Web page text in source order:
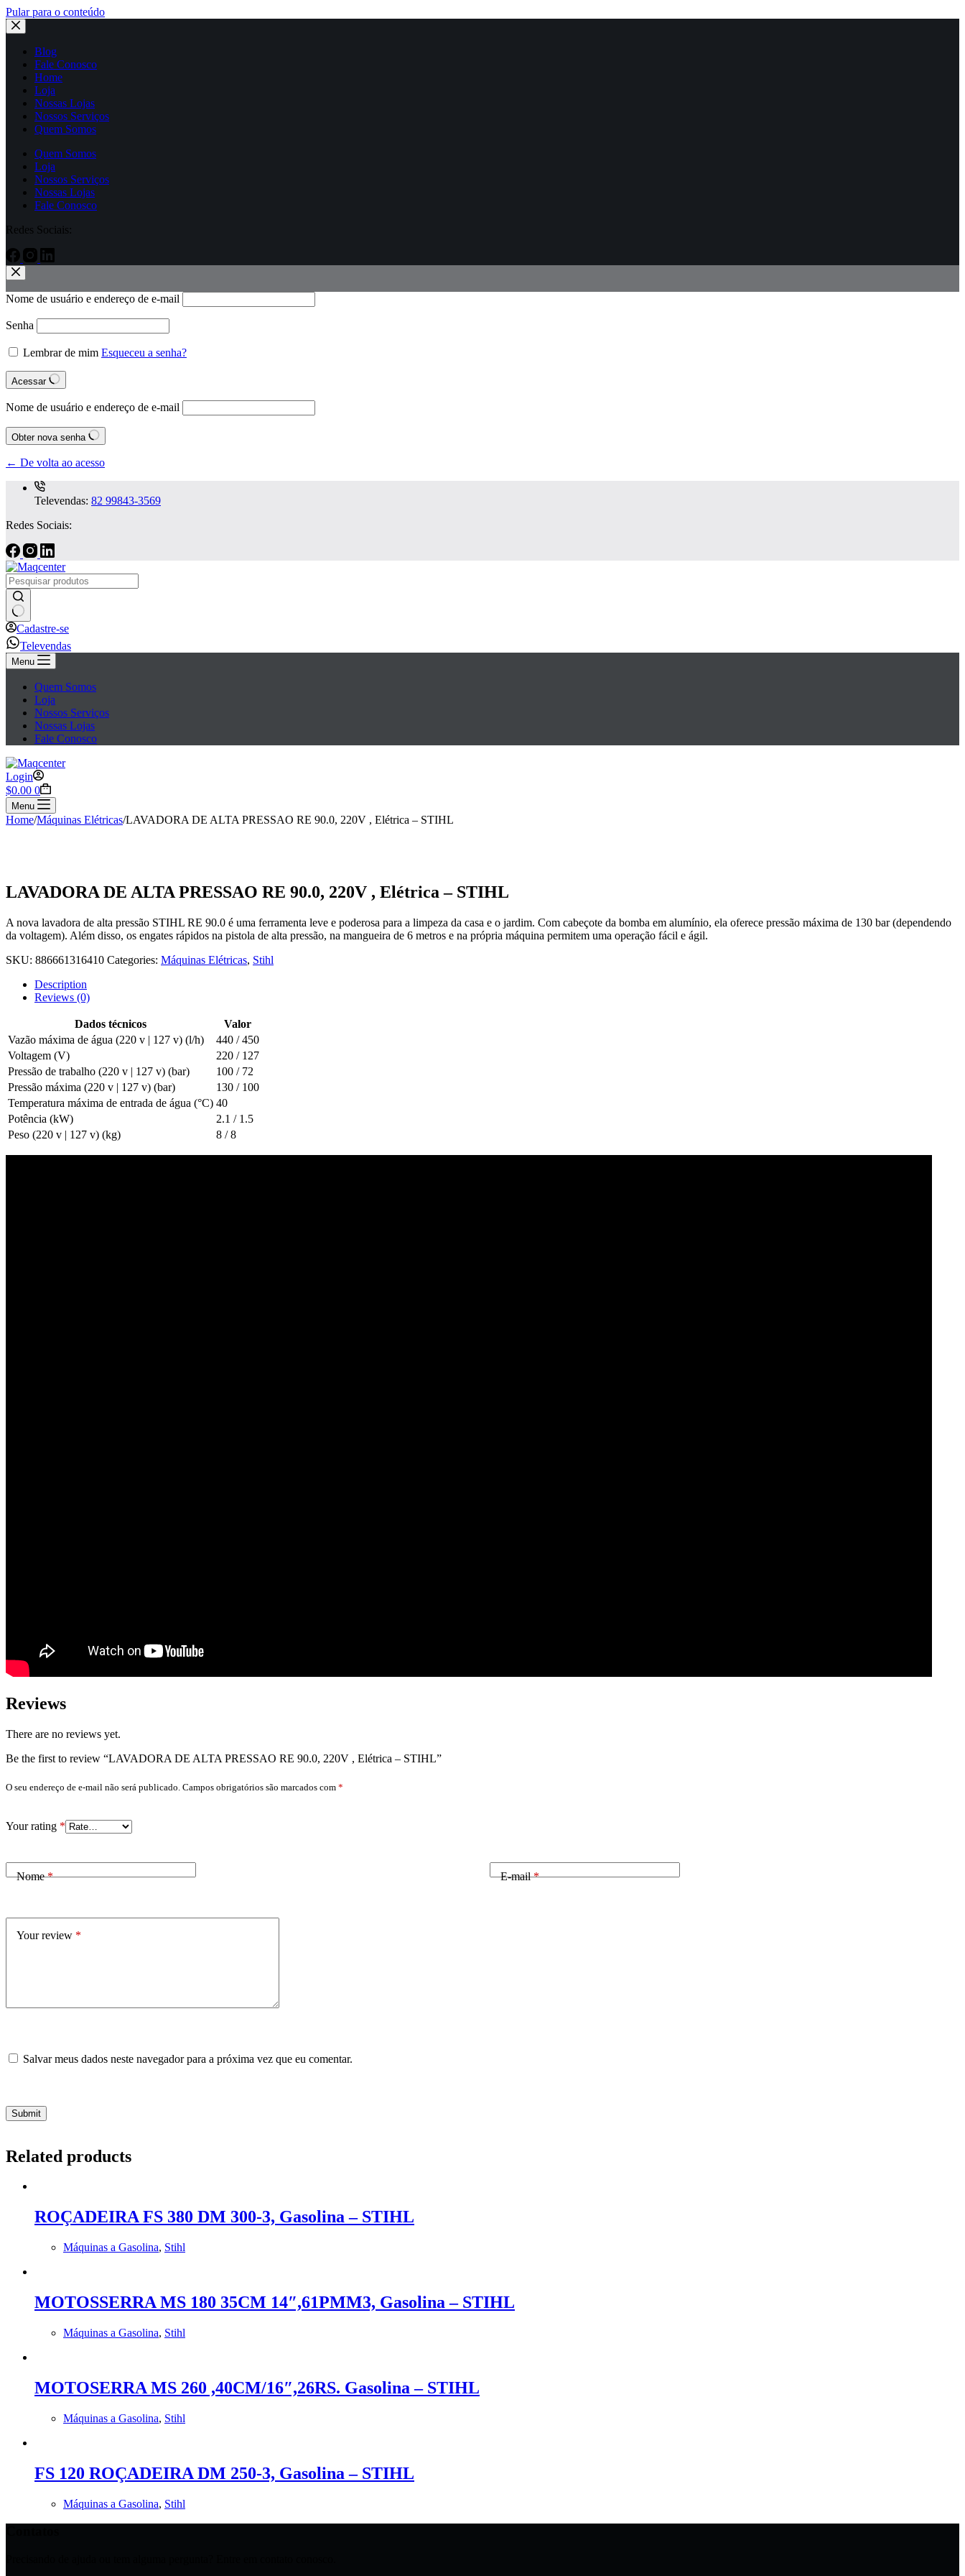
Pular para o conteúdo
Blog
Fale Conosco
Home
Loja
Nossas Lojas
Nossos Serviços
Quem Somos
Quem Somos
Loja
Nossos Serviços
Nossas Lojas
Fale Conosco
Redes Sociais:
Nome de usuário e endereço de e-mail
Senha
Lembrar de mim Esqueceu a senha?
Acessar
Nome de usuário e endereço de e-mail
Obter nova senha
← De volta ao acesso
Televendas: 82 99843-3569
Redes Sociais:
Sem
resultados
Cadastre-se
Televendas
Menu
Quem Somos
Loja
Nossos Serviços
Nossas Lojas
Fale Conosco
Login
Carrinho
$0.00 0
Menu
Home/Máquinas Elétricas/LAVADORA DE ALTA PRESSAO RE 90.0, 220V , Elétrica – STIHL
LAVADORA DE ALTA PRESSAO RE 90.0, 220V , Elétrica – STIHL
A nova lavadora de alta pressão STIHL RE 90.0 é uma ferramenta leve e poderosa para a limpeza da casa e o jardim. Com cabeçote da bomba em alumínio, ela oferece pressão máxima de 130 bar (dependendo
da voltagem). Além disso, os engates rápidos na pistola de alta pressão, na mangueira de 6 metros e na própria máquina permitem uma operação fácil e ágil.
SKU: 886661316410 Categories: Máquinas Elétricas, Stihl
Description
Reviews (0)
Dados técnicos
Valor
Vazão máxima de água (220 v | 127 v) (l/h)
440 / 450
Voltagem (V)
220 / 127
Pressão de trabalho (220 v | 127 v) (bar)
100 / 72
Pressão máxima (220 v | 127 v) (bar)
130 / 100
Temperatura máxima de entrada de água (°C) 40
Potência (kW)
2.1 / 1.5
Peso (220 v | 127 v) (kg)
8 / 8
Reviews
There are no reviews yet.
Be the first to review “LAVADORA DE ALTA PRESSAO RE 90.0, 220V , Elétrica – STIHL”
O seu endereço de e-mail não será publicado. Campos obrigatórios são marcados com *
Your rating *
Nome* E-mail*
Your review *
Salvar meus dados neste navegador para a próxima vez que eu comentar.
Submit
Related products
ROÇADEIRA FS 380 DM 300-3, Gasolina – STIHL
Máquinas a Gasolina, Stihl
MOTOSSERRA MS 180 35CM 14″,61PMM3, Gasolina – STIHL
Máquinas a Gasolina, Stihl
MOTOSERRA MS 260 ,40CM/16″,26RS. Gasolina – STIHL
Máquinas a Gasolina, Stihl
FS 120 ROÇADEIRA DM 250-3, Gasolina – STIHL
Máquinas a Gasolina, Stihl